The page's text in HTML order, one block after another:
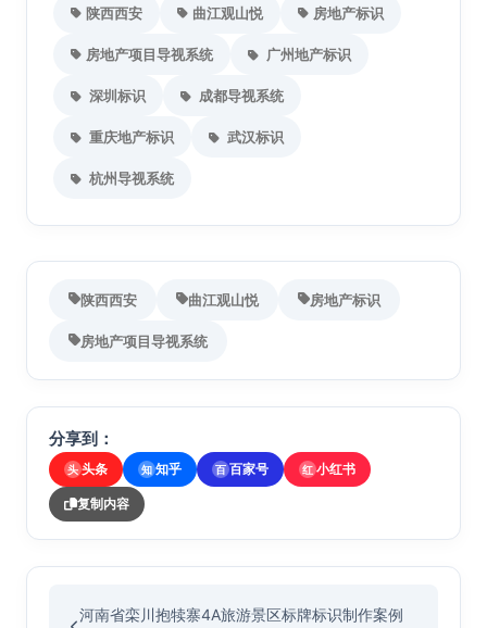
陕西西安 曲江观山悦 房地产标识
房地产项目导视系统 广州地产标识
深圳标识 成都导视系统
重庆地产标识 武汉标识
杭州导视系统
陕西西安 曲江观山悦 房地产标识
房地产项目导视系统
分享到：
头 头条 知 知乎 百 百家号 红 小红书
复制内容
河南省栾川抱犊寨4A旅游景区标牌标识制作案例